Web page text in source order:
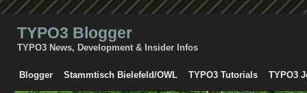
TYPO3 Blogger
TYPO3 News, Development & Insider Infos
Blogger Stammtisch Bielefeld/OWL TYPO3 Tutorials TYPO3